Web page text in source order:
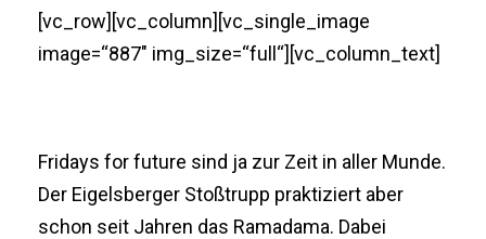
[vc_row][vc_column][vc_single_image
image=“887″ img_size=“full“][vc_column_text]
Fridays for future sind ja zur Zeit in aller Munde.
Der Eigelsberger Stoßtrupp praktiziert aber
schon seit Jahren das Ramadama. Dabei